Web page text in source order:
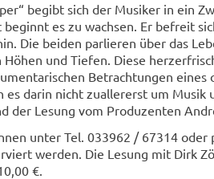
be­gibt sich der Mu­si­ker in ein
es zu wach­sen. Er be­freit
Die bei­den par­lie­ren über das
und Tie­fen. Diese
Be­trach­tun­gen eines
es darin nicht zu­al­ler­erst um
der Le­sung vom Pro­du­zen­ten
unter Tel. 033962 / 67314 oder
wer­den. Die Le­sung mit Dirk
€.